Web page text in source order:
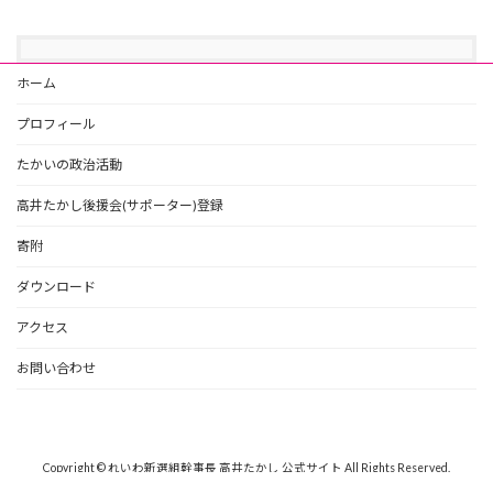
ホーム
プロフィール
たかいの政治活動
高井たかし後援会(サポーター)登録
寄附
ダウンロード
アクセス
お問い合わせ
Copyright © れいわ新選組幹事長 高井たかし 公式サイト All Rights Reserved.